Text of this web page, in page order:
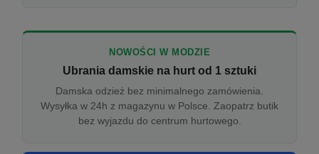
NOWOŚCI W MODZIE
Ubrania damskie na hurt od 1 sztuki
Damska odzież bez minimalnego zamówienia.
Wysyłka w 24h z magazynu w Polsce. Zaopatrz butik
bez wyjazdu do centrum hurtowego.